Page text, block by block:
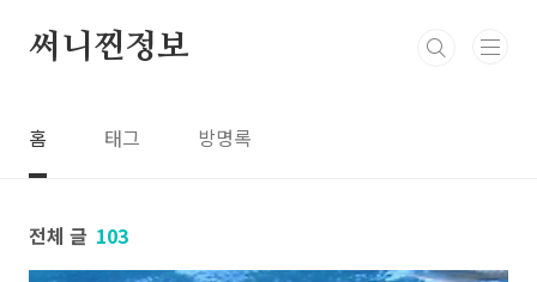
써니찐정보
홈 태그 방명록
전체 글 103